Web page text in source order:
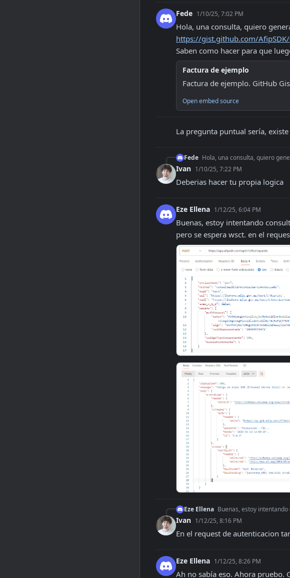
Fede 1/10/25, 7:02 PM
https://gist.github.com/
Saben como hacer para que
Factura de ejemplo
Factura de ejemplo. GitHub
Open embed source
La pregunta puntual sería,
Fede Hola, una consulta, quiero
Ivan 1/10/25, 7:22 PM
Deberias hacer tu propia logica
Eze Ellena 1/12/25, 6:04 PM
Buenas, estoy intentando
pero se espera wsct. en el
Eze Ellena Buenas, estoy intentando
Ivan 1/12/25, 8:16 PM
En el request de autenticacion
Eze Ellena 1/12/25, 8:26 PM
Ah no sabía eso. Ahora pruebo.